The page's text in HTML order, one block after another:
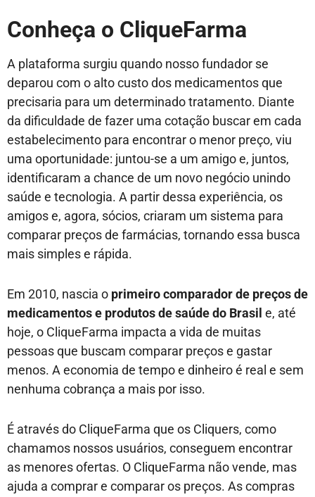
Conheça o CliqueFarma
A plataforma surgiu quando nosso fundador se
deparou com o alto custo dos medicamentos que
precisaria para um determinado tratamento. Diante
da dificuldade de fazer uma cotação buscar em cada
estabelecimento para encontrar o menor preço, viu
uma oportunidade: juntou-se a um amigo e, juntos,
identificaram a chance de um novo negócio unindo
saúde e tecnologia. A partir dessa experiência, os
amigos e, agora, sócios, criaram um sistema para
comparar preços de farmácias, tornando essa busca
mais simples e rápida.
Em 2010, nascia o primeiro comparador de preços de
medicamentos e produtos de saúde do Brasil e, até
hoje, o CliqueFarma impacta a vida de muitas
pessoas que buscam comparar preços e gastar
menos. A economia de tempo e dinheiro é real e sem
nenhuma cobrança a mais por isso.
É através do CliqueFarma que os Cliquers, como
chamamos nossos usuários, conseguem encontrar
as menores ofertas. O CliqueFarma não vende, mas
ajuda a comprar e comparar os preços. As compras